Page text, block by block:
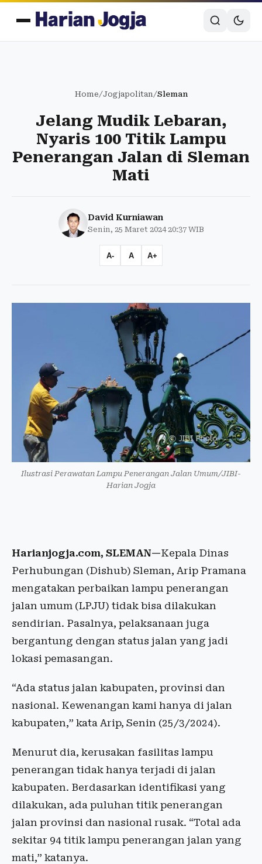
Home/Jogjapolitan/Sleman
Jelang Mudik Lebaran,
Nyaris 100 Titik Lampu
Penerangan Jalan di Sleman
Mati
David Kurniawan
Senin, 25 Maret 2024 20:37 WIB
A- A A+
Ilustrasi Perawatan Lampu Penerangan Jalan Umum/JIBI-
Harian Jogja
Harianjogja.com, SLEMAN—Kepala Dinas
Perhubungan (Dishub) Sleman, Arip Pramana
mengatakan perbaikan lampu penerangan
jalan umum (LPJU) tidak bisa dilakukan
sendirian. Pasalnya, pelaksanaan juga
bergantung dengan status jalan yang jadi
lokasi pemasangan.
“Ada status jalan kabupaten, provinsi dan
nasional. Kewenangan kami hanya di jalan
kabupaten,” kata Arip, Senin (25/3/2024).
Menurut dia, kerusakan fasilitas lampu
penerangan tidak hanya terjadi di jalan
kabupaten. Berdasarkan identifikasi yang
dilakukan, ada puluhan titik penerangan
jalan provinsi dan nasional rusak. “Total ada
sekitar 94 titik lampu penerangan jalan yang
mati,” katanya.